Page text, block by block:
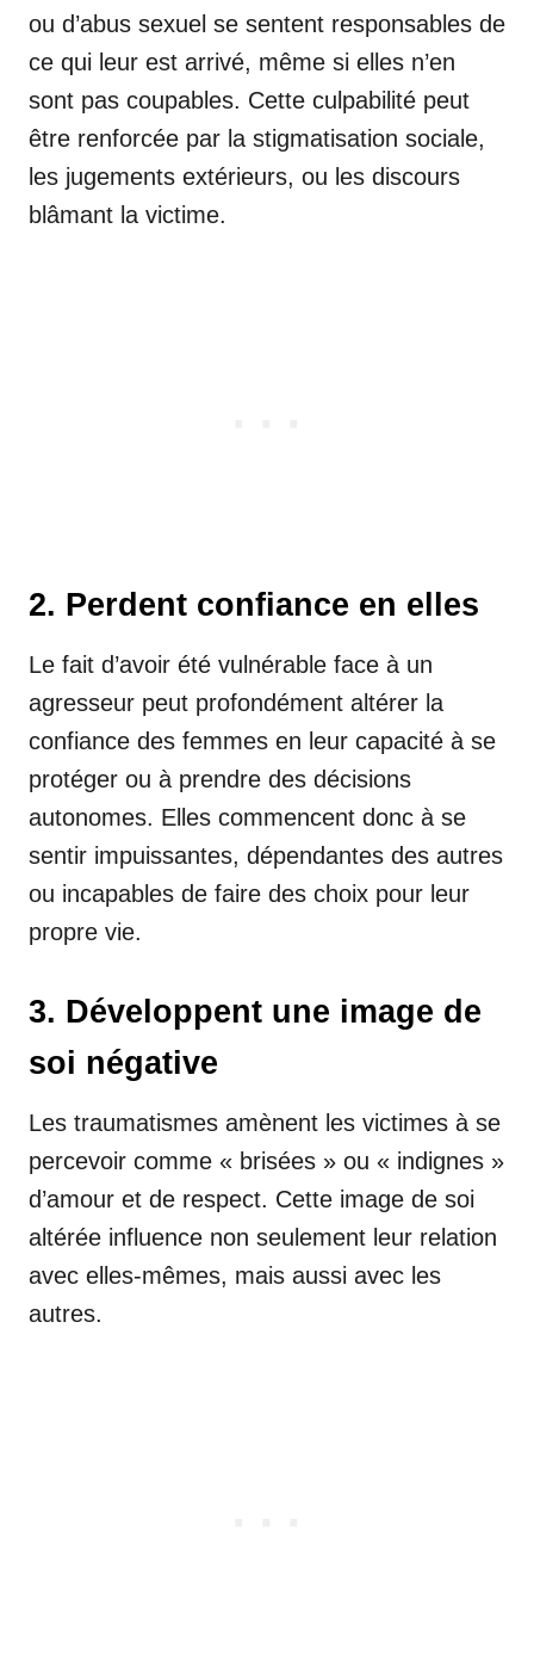
ou d’abus sexuel se sentent responsables de
ce qui leur est arrivé, même si elles n’en
sont pas coupables. Cette culpabilité peut
être renforcée par la stigmatisation sociale,
les jugements extérieurs, ou les discours
blâmant la victime.
2. Perdent confiance en elles
Le fait d’avoir été vulnérable face à un
agresseur peut profondément altérer la
confiance des femmes en leur capacité à se
protéger ou à prendre des décisions
autonomes. Elles commencent donc à se
sentir impuissantes, dépendantes des autres
ou incapables de faire des choix pour leur
propre vie.
3. Développent une image de
soi négative
Les traumatismes amènent les victimes à se
percevoir comme « brisées » ou « indignes »
d’amour et de respect. Cette image de soi
altérée influence non seulement leur relation
avec elles-mêmes, mais aussi avec les
autres.